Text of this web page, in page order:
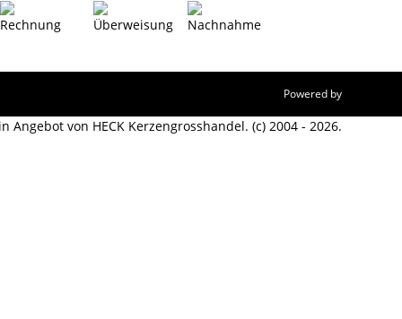
Powered by
Angebot von HECK Kerzengrosshandel. (c) 2004 - 2026.